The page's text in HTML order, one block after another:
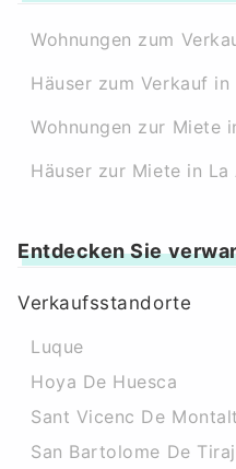
Wohnungen zum
Häuser zum Verkauf in
Wohnungen zur Miete
Häuser zur Miete in La
Entdecken Sie
Verkaufsstandorte
Luque
Hoya De Huesca
Sant Vicenc De Montalt
San Bartolome De